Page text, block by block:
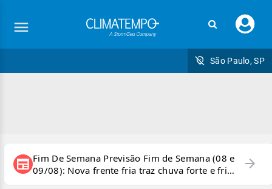
seu
São Paulo, SP
newspaper Fim De Semana Previsão Fim de Semana (08 e
09/08): Nova frente fria traz chuva forte e frio
para áreas do país
arrow_forward